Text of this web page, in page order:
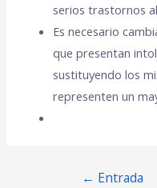
serios trastornos
Es necesario
que presentan
sustituyendo los
representen un
← Entrada